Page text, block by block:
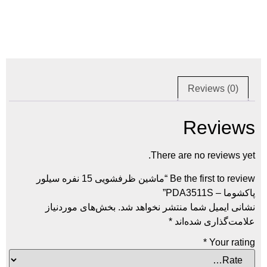
There are
Be the first to review “ماشین ظرفشویی 15 نفره سیلور
منتشر نخواهد شد. بخش‌های موردنیاز
*